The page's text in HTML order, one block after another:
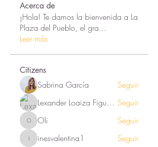
Acerca de
¡Hola! Te damos la bienvenida a La
Plaza del Pueblo, el gra...
Leer más
Citizens
Sabrina García
Seguir
Lexander Loaiza Figueroa Seguir
Oli Oli Seguir
inesvalentina1
inesvalentina1
Seguir